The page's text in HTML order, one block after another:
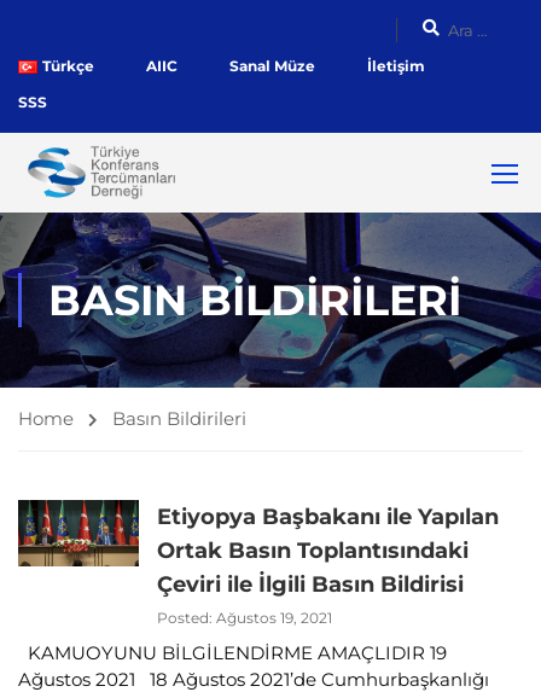
Türkçe AIIC Sanal Müze
İletişim
SSS
BASIN BILDIRILERI
Home Basın Bildirileri
Etiyopya Başbakanı ile Yapılan
Ortak Basın Toplantısındaki
Çeviri ile İlgili Basın Bildirisi
Posted: Ağustos 19, 2021
KAMUOYUNU BİLGİLENDİRME AMAÇLIDIR 19
Ağustos 2021 18 Ağustos 2021’de Cumhurbaşkanlığı